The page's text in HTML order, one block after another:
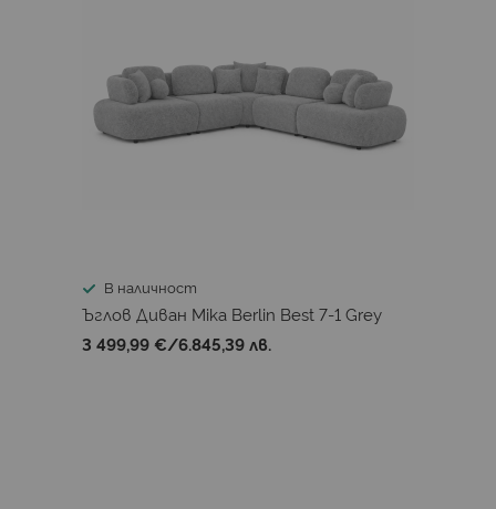
В наличност
Ъглов Диван Mika Berlin Best 7-1 Grey
3 499,99 €/6.845,39 лв.